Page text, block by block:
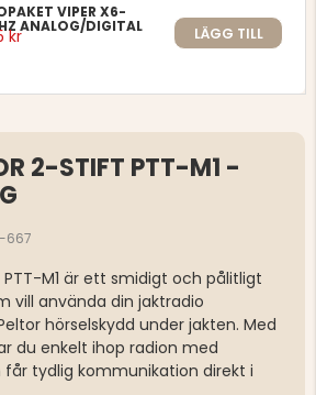
VIPER X6-
ANALOG/DIGITAL
kr LÄGG TILL
2-STIFT PTT-M1 -
667
M1 är ett smidigt och pålitligt
vill använda din jaktradio
hörselskydd under jakten. Med
du enkelt ihop radion med
får tydlig kommunikation direkt i